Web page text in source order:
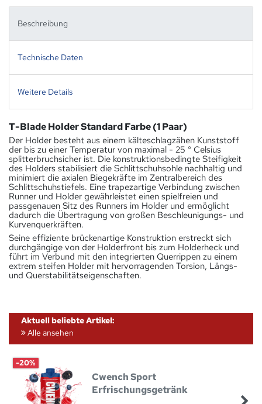
Beschreibung
Technische Daten
Weitere Details
T-Blade Holder Standard Farbe (1 Paar)
Der Holder besteht aus einem kälteschlagzähen Kunststoff
der bis zu einer Temperatur von maximal - 25 ° Celsius
splitterbruchsicher ist. Die konstruktionsbedingte Steifigkeit
des Holders stabilisiert die Schlittschuhsohle nachhaltig und
minimiert die axialen Biegekräfte im Zentralbereich des
Schlittschuhstiefels. Eine trapezartige Verbindung zwischen
Runner und Holder gewährleistet einen spielfreien und
passgenauen Sitz des Runners im Holder und ermöglicht
dadurch die Übertragung von großen Beschleunigungs- und
Kurvenquerkräften.
Seine effiziente brückenartige Konstruktion erstreckt sich
durchgängige von der Holderfront bis zum Holderheck und
führt im Verbund mit den integrierten Querrippen zu einem
extrem steifen Holder mit hervorragenden Torsion, Längs-
und Querstabilitätseigenschaften.
Aktuell beliebte Artikel:
Alle ansehen
-20%
Cwench Sport
Erfrischungsgetränk